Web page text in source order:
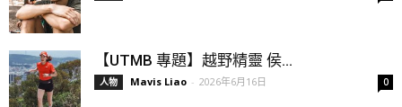
【UTMB 專題】越野精靈 侯...
人物 Mavis Liao - 2026年6月16日 0